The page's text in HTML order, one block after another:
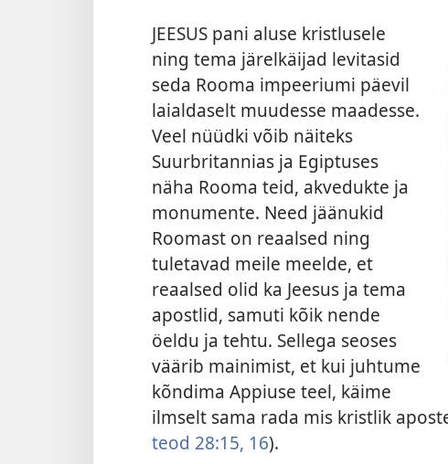
JEESUS pani aluse kristlusele
ning tema järelkäijad levitasid
seda Rooma impeeriumi päevil
laialdaselt muudesse maadesse.
Veel nüüdki võib näiteks
Suurbritannias ja Egiptuses
näha Rooma teid, akvedukte ja
monumente. Need jäänukid
Roomast on reaalsed ning
tuletavad meile meelde, et
reaalsed olid ka Jeesus ja tema
apostlid, samuti kõik nende
öeldu ja tehtu. Sellega seoses
väärib mainimist, et kui juhtume
kõndima Appiuse teel, käime
ilmselt sama rada mis kristlik
teod 28:15, 16).